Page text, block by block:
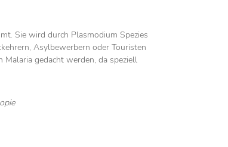
Sie wird durch Plasmodium Spezies
Asylbewerbern oder Touristen
gedacht werden, da speziell